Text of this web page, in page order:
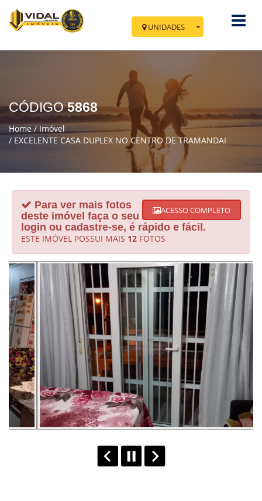
UNIDADES
Você esta em Tramandaí
Av. Fernando Amaral, 731 - Sala 03 e 04
Cidade: Tramandaí - Centro
IR PARA NOVA TRAMANDAÍ
CÓDIGO5868
Home
Imóvel
EXCELENTE CASA DUPLEX NO CENTRO DE TRAMANDAI
ACESSO COMPLETO
Para ver mais fotos
deste imóvel faça o seu
login ou cadastre-se, é rápido e fácil.
ESTE IMÓVEL POSSUI MAIS 12 FOTOS